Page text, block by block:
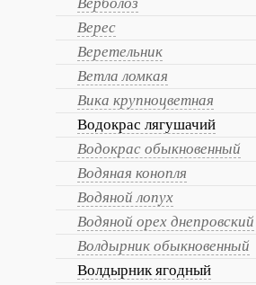
Верес
Веретельник
Ветла ломкая
Вика крупноцветная
Водокрас лягушачий
Водокрас обыкновенный
Водяная конопля
Водяной лопух
Водяной орех днепровский
Волдырник обыкновенный
Волдырник ягодный